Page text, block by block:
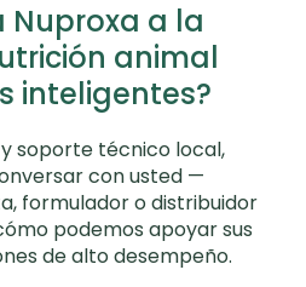
Nuproxa a la
animal
inteligentes?
soporte técnico local,
con usted —
formulador o distribuidor
podemos apoyar sus
de alto desempeño.